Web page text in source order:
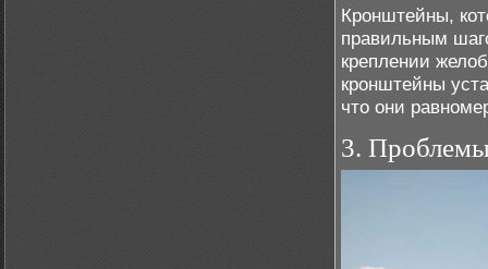
Кронштейны,
правильным
креплении
кронштейны
что они
3.